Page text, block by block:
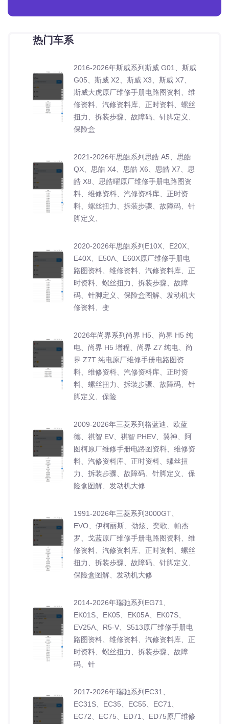
热门车系
2016-2026年斯威系列斯威 G01、斯威
G05、斯威 X2、斯威 X3、斯威 X7、
斯威大虎原厂维修手册电路图资料、维
修资料、汽修资料库、正时资料、螺丝
扭力、拆装步骤、故障码、针脚定义、
保险盒
2021-2026年思皓系列思皓 A5、思皓
QX、思皓 X4、思皓 X6、思皓 X7、思
皓 X8、思皓曜原厂维修手册电路图资
料、维修资料、汽修资料库、正时资
料、螺丝扭力、拆装步骤、故障码、针
脚定义、
2020-2026年思皓系列E10X、E20X、
E40X、E50A、E60X原厂维修手册电
路图资料、维修资料、汽修资料库、正
时资料、螺丝扭力、拆装步骤、故障
码、针脚定义、保险盒图解、发动机大
修资料、变
2026年尚界系列尚界 H5、尚界 H5 纯
电、尚界 H5 增程、尚界 Z7 纯电、尚
界 Z7T 纯电原厂维修手册电路图资
料、维修资料、汽修资料库、正时资
料、螺丝扭力、拆装步骤、故障码、针
脚定义、保险
2009-2026年三菱系列格蓝迪、欧蓝
德、祺智 EV、祺智 PHEV、翼神、阿
图柯原厂维修手册电路图资料、维修资
料、汽修资料库、正时资料、螺丝扭
力、拆装步骤、故障码、针脚定义、保
险盒图解、发动机大修
1991-2026年三菱系列3000GT、
EVO、伊柯丽斯、劲炫、奕歌、帕杰
罗、戈蓝原厂维修手册电路图资料、维
修资料、汽修资料库、正时资料、螺丝
扭力、拆装步骤、故障码、针脚定义、
保险盒图解、发动机大修
2014-2026年瑞驰系列EG71、
EK01S、EK05、EK05A、EK07S、
EV25A、R5-V、S513原厂维修手册电
路图资料、维修资料、汽修资料库、正
时资料、螺丝扭力、拆装步骤、故障
码、针
2017-2026年瑞驰系列EC31、
EC31S、EC35、EC55、EC71、
EC72、EC75、ED71、ED75原厂维修